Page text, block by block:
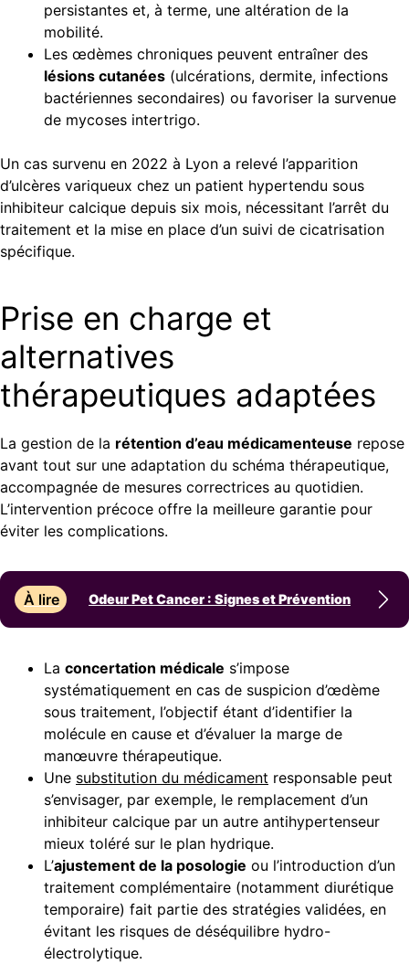
persistantes et, à terme, une altération de la
mobilité.
Les œdèmes chroniques peuvent entraîner des
lésions cutanées (ulcérations, dermite, infections
bactériennes secondaires) ou favoriser la survenue
de mycoses intertrigo.
Un cas survenu en 2022 à Lyon a relevé l’apparition
d’ulcères variqueux chez un patient hypertendu sous
inhibiteur calcique depuis six mois, nécessitant l’arrêt du
traitement et la mise en place d’un suivi de cicatrisation
spécifique.
Prise en charge et
alternatives
thérapeutiques adaptées
La gestion de la rétention d’eau médicamenteuse repose
avant tout sur une adaptation du schéma thérapeutique,
accompagnée de mesures correctrices au quotidien.
L’intervention précoce offre la meilleure garantie pour
éviter les complications.
À lire Odeur Pet Cancer : Signes et Prévention
La concertation médicale s’impose
systématiquement en cas de suspicion d’œdème
sous traitement, l’objectif étant d’identifier la
molécule en cause et d’évaluer la marge de
manœuvre thérapeutique.
Une substitution du médicament responsable peut
s’envisager, par exemple, le remplacement d’un
inhibiteur calcique par un autre antihypertenseur
mieux toléré sur le plan hydrique.
L’ajustement de la posologie ou l’introduction d’un
traitement complémentaire (notamment diurétique
temporaire) fait partie des stratégies validées, en
évitant les risques de déséquilibre hydro-
électrolytique.